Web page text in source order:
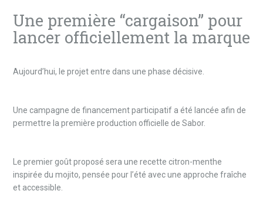
Une première “cargaison” pour
lancer officiellement la marque
Aujourd’hui, le projet entre dans une phase décisive.
Une campagne de financement participatif a été lancée afin de
permettre la première production officielle de Sabor.
Le premier goût proposé sera une recette citron-menthe
inspirée du mojito, pensée pour l’été avec une approche fraîche
et accessible.